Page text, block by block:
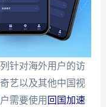
针对海外用户的访
艺以及其他中国视
需要使用 回国加速